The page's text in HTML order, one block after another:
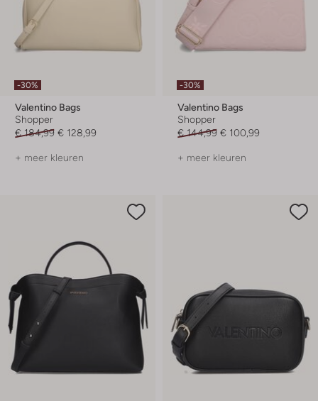
-30%
Valentino Bags
Shopper
€ 184,99 € 128,99
+ meer kleuren
-30%
Valentino Bags
Shopper
€ 144,99 € 100,99
+ meer kleuren